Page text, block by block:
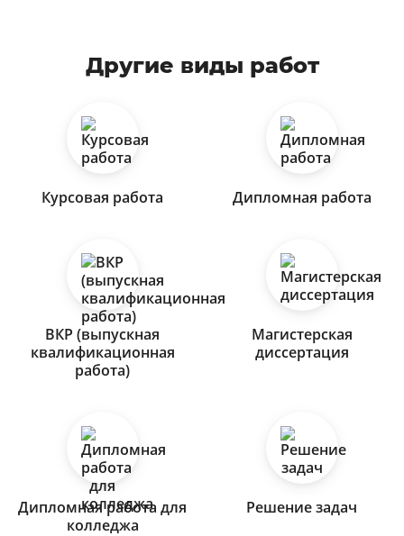
Другие виды работ
Курсовая работа Дипломная работа
ВКР (выпускная
квалификационная
работа)
Магистерская
диссертация
Дипломная работа для
колледжа
Решение задач